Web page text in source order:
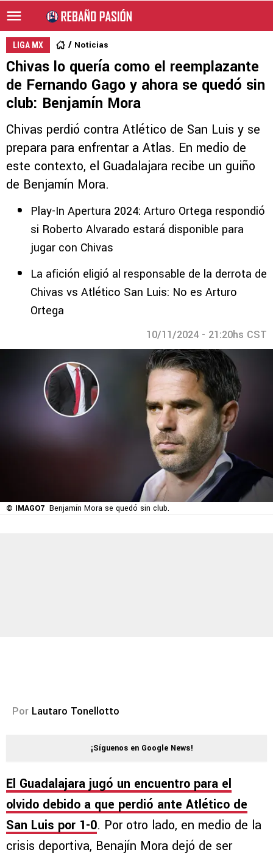
LIGA MX Noticias
Chivas lo quería como el reemplazante
de Fernando Gago y ahora se quedó sin
club: Benjamín Mora
Chivas perdió contra Atlético de San Luis y se
prepara para enfrentar a Atlas. En medio de
este contexto, el Guadalajara recibe un guiño
de Benjamín Mora.
Play-In Apertura 2024: Arturo Ortega respondió
si Roberto Alvarado estará disponible para
jugar con Chivas
La afición eligió al responsable de la derrota de
Chivas vs Atlético San Luis: No es Arturo
Ortega
10/11/2024 - 21:20hs CST
© IMAGO7 Benjamín Mora se quedó sin club.
Por Lautaro Tonellotto
¡Síguenos en Google News!
El Guadalajara jugó un encuentro para el
olvido debido a que perdió ante Atlético de
San Luis por 1-0. Por otro lado, en medio de la
crisis deportiva, Benajín Mora dejó de ser